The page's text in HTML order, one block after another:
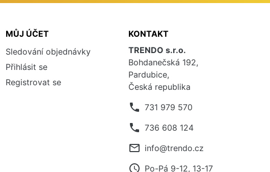
MŮJ ÚČET
Sledování objednávky
Přihlásit se
Registrovat se
KONTAKT
TRENDO s.r.o.
Bohdanečská 192,
Pardubice,
Česká republika
phone 731 979 570
phone 736 608 124
mail_outline info@trendo.cz
access_time Po-Pá 9-12, 13-17